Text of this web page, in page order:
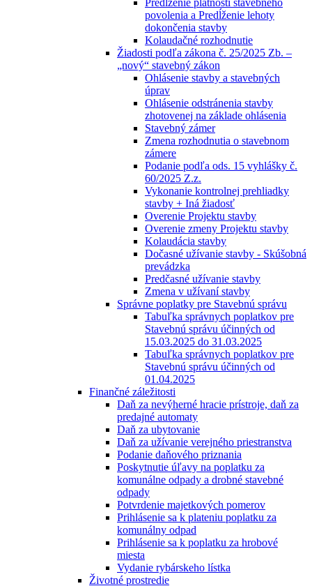
Predĺženie platnosti stavebného
povolenia a Predĺženie lehoty
dokončenia stavby
Kolaudačné rozhodnutie
Žiadosti podľa zákona č. 25/2025 Zb. –
„nový“ stavebný zákon
Ohlásenie stavby a stavebných
úprav
Ohlásenie odstránenia stavby
zhotovenej na základe ohlásenia
Stavebný zámer
Zmena rozhodnutia o stavebnom
zámere
Podanie podľa ods. 15 vyhlášky č.
60/2025 Z.z.
Vykonanie kontrolnej prehliadky
stavby + Iná žiadosť
Overenie Projektu stavby
Overenie zmeny Projektu stavby
Kolaudácia stavby
Dočasné užívanie stavby - Skúšobná
prevádzka
Predčasné užívanie stavby
Zmena v užívaní stavby
Správne poplatky pre Stavebnú správu
Tabuľka správnych poplatkov pre
Stavebnú správu účinných od
15.03.2025 do 31.03.2025
Tabuľka správnych poplatkov pre
Stavebnú správu účinných od
01.04.2025
Finančné záležitosti
Daň za nevýherné hracie prístroje, daň za
predajné automaty
Daň za ubytovanie
Daň za užívanie verejného priestranstva
Podanie daňového priznania
Poskytnutie úľavy na poplatku za
komunálne odpady a drobné stavebné
odpady
Potvrdenie majetkových pomerov
Prihlásenie sa k plateniu poplatku za
komunálny odpad
Prihlásenie sa k poplatku za hrobové
miesta
Vydanie rybárskeho lístka
Životné prostredie